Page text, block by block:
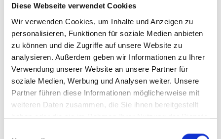
Diese Webseite verwendet Cookies
Wir verwenden Cookies, um Inhalte und Anzeigen zu
personalisieren, Funktionen für soziale Medien anbieten
zu können und die Zugriffe auf unsere Website zu
analysieren. Außerdem geben wir Informationen zu Ihrer
Verwendung unserer Website an unsere Partner für
soziale Medien, Werbung und Analysen weiter. Unsere
Partner führen diese Informationen möglicherweise mit
weiteren Daten zusammen, die Sie ihnen bereitgestellt
haben oder die sie im Rahmen Ihrer Nutzung der Dienste
deiner individuellen Vorlage zeigt,
anstatt eine Einheitslösung zu bieten.
Der Prozess des wissenschaftlichen
Schreibens kann ohne das richtige
Wissen eine große Herausforderung
darstellen. Jedoch, ausgestattet mit
denTechniken und Strategiendieses
Kurses, wird die Formatierung deiner